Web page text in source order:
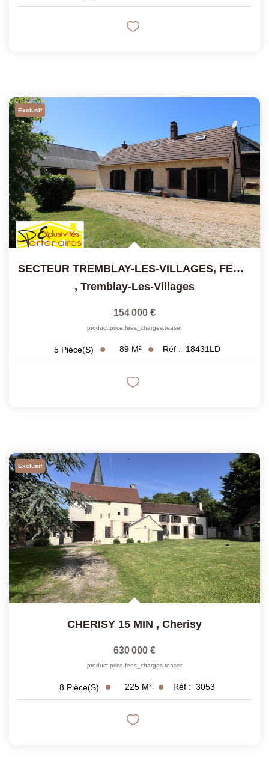
Exclusif
SECTEUR TREMBLAY-LES-VILLAGES, FERMETTE AVEC DES DEPENDANCES
, Tremblay-Les-Villages
154 000 €
product.price.fees_charges.teaser
5 Pièce(s) 89 M² Réf : 18431LD
Exclusif
CHERISY 15 MIN , Cherisy
630 000 €
product.price.fees_charges.teaser
8 Pièce(s) 225 M² Réf : 3053